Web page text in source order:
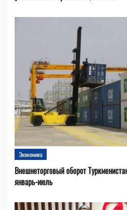
Экономика
Внешнеторговый оборот
январь-июль